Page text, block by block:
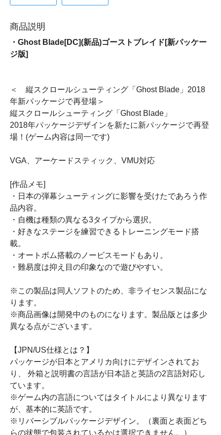
商品説明
・Ghost Blade[DC](新品)ゴーストブレイド[新パッケー
ジ版]
＜ 縦スクロールシューティング「Ghost Blade」2018
年新パッケージで再登場＞
縦スクロールシューティング「Ghost Blade」
2018年パッケージデザインを新たに新パッケージで再登
場！(ゲーム内容は同一です)
VGA、アーケードスティック、VMU対応
[作品メモ]
・日本の弾幕シューティングに影響を受けたであろう作
品内容。
・自機は種類の異なる3タイプから選択。
・好きなステージを練習できるトレーニングモード搭
載。
・オートボム搭載のノービスモードもあり。
・難易度は抑え目の印象なので遊びやすい。
※この製品は同人ソフトのため、非ライセンス製品にな
ります。
※商品画像は開発中のものになります。製品版とは多少
異なる点がございます。
【JPN/US仕様とは？】
パッケージが日本とアメリカ向けにデザインされてお
り、 外箱と説明書の言語が日本語と英語の2言語対応し
ています。
※ゲーム内の言語についてはタイトルにより異なります
が、基本的に英語です。
※リバーシブルパッケージデザイン。（裏面と表面どち
らの状態で包装されているかは選択できません。）